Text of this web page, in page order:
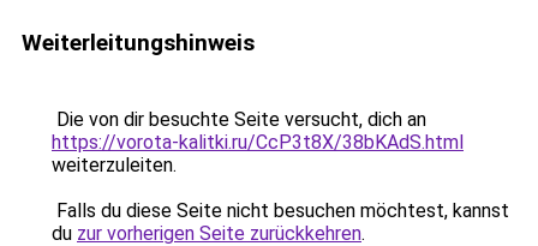
Weiterleitungshinweis
Die von dir besuchte Seite versucht, dich an
https://vorota-kalitki.ru/CcP3t8X/38bKAdS.html
weiterzuleiten.
Falls du diese Seite nicht besuchen möchtest, kannst
du zur vorherigen Seite zurückkehren.